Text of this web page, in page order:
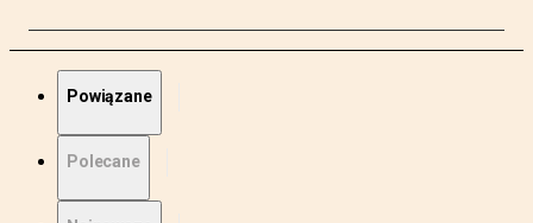
Powiązane
Polecane